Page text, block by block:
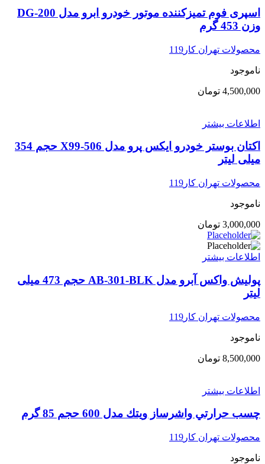
اسپری فوم تمیزکننده موتور خودرو ابرو مدل DG-200
وزن 453 گرم
محصولات تهران کار119
ناموجود
4,500,000 تومان
اطلاعات بیشتر
اکتان بوستر خودرو ایکس پرو مدل X99-506 حجم 354
میلی لیتر
محصولات تهران کار119
ناموجود
3,000,000 تومان
اطلاعات بیشتر
پولیش واکس آبرو مدل AB-301-BLK حجم 473 میلی
لیتر
محصولات تهران کار119
ناموجود
8,500,000 تومان
اطلاعات بیشتر
چسب حرارتي واشرساز ويتك مدل 600 حجم 85 گرم
محصولات تهران کار119
ناموجود